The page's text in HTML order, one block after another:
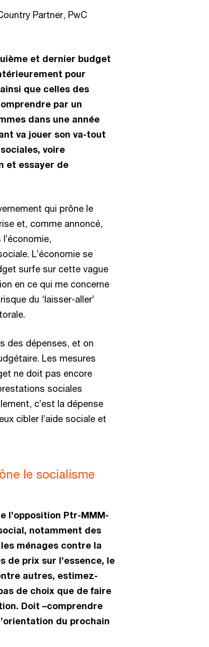
Partner, PwC
et dernier budget
pour
que celles des
par un
dans une année
va jouer son va-tout
voire
et essayer de
qui prône le
et, comme annoncé,
L’économie se
surfe sur cette vague
en ce qui me concerne
du ‘laisser-aller’
des dépenses, et on
Les mesures
ne doit pas encore
sociales
c’est la dépense
cibler l’aide sociale et
le socialisme
l’opposition Ptr-MMM-
notamment des
ménages contre la
de prix sur l’essence, le
autres, estimez-
de choix que de faire
Doit –comprendre
du prochain